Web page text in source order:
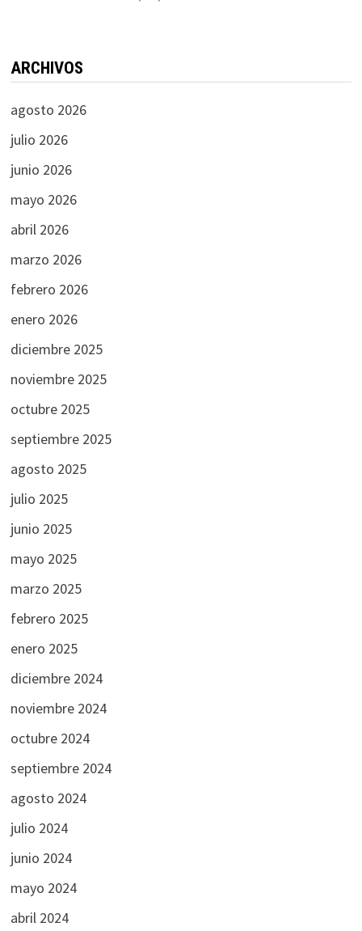
ARCHIVOS
agosto 2026
julio 2026
junio 2026
mayo 2026
abril 2026
marzo 2026
febrero 2026
enero 2026
diciembre 2025
noviembre 2025
octubre 2025
septiembre 2025
agosto 2025
julio 2025
junio 2025
mayo 2025
marzo 2025
febrero 2025
enero 2025
diciembre 2024
noviembre 2024
octubre 2024
septiembre 2024
agosto 2024
julio 2024
junio 2024
mayo 2024
abril 2024